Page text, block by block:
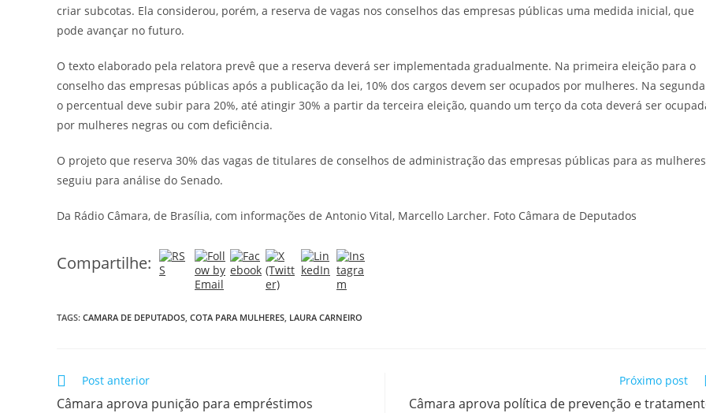
criar subcotas. Ela considerou, porém, a reserva de vagas nos conselhos das empresas públicas uma medida inicial, que
pode avançar no futuro.
O texto elaborado pela relatora prevê que a reserva deverá ser implementada gradualmente. Na primeira eleição para o
conselho das empresas públicas após a publicação da lei, 10% dos cargos devem ser ocupados por mulheres. Na segunda
o percentual deve subir para 20%, até atingir 30% a partir da terceira eleição, quando um terço da cota deverá ser
por mulheres negras ou com deficiência.
O projeto que reserva 30% das vagas de titulares de conselhos de administração das empresas públicas para as mulheres
seguiu para análise do Senado.
Da Rádio Câmara, de Brasília, com informações de Antonio Vital, Marcello Larcher. Foto Câmara de Deputados
Compartilhe:
TAGS: CAMARA DE DEPUTADOS, COTA PARA MULHERES, LAURA CARNEIRO
Post anterior
Câmara aprova punição para empréstimos
Próximo post
Câmara aprova política de prevenção e